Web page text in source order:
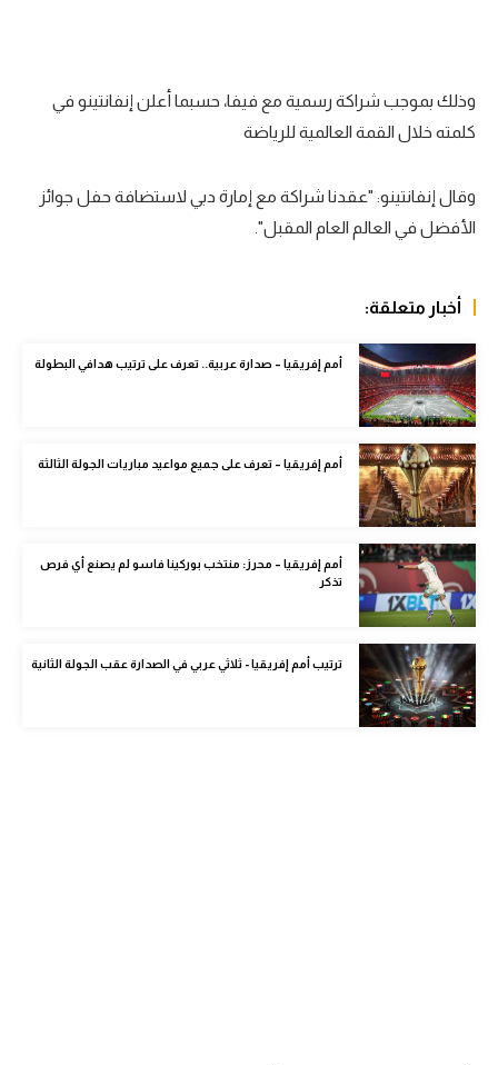
الدوري الإنجليزي
دوري أبطال أوروبا
رياضات أخرى
كرة السلة الأمريكية
كرة سلة
كرة يد
كرة طائرة
الوطن العربي
في المونديال
رياضة نسائية
آسيا
وذلك بموجب شراكة رسمية مع فيفا، حسبما أعلن إنفانتينو في
كلمته خلال القمة العالمية للرياضة
وقال إنفانتينو: "عقدنا شراكة مع إمارة دبي لاستضافة حفل جوائز
الأفضل في العالم العام المقبل".
أخبار متعلقة:
أمم إفريقيا – صدارة عربية.. تعرف على ترتيب هدافي البطولة
أمم إفريقيا – تعرف على جميع مواعيد مباريات الجولة الثالثة
أمم إفريقيا – محرز: منتخب بوركينا فاسو لم يصنع أي فرص
تذكر
ترتيب أمم إفريقيا - ثلاثي عربي في الصدارة عقب الجولة الثانية